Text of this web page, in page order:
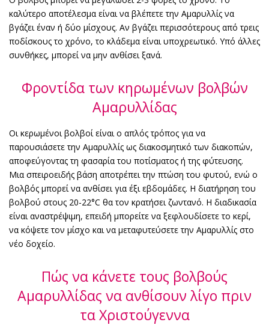
καλύτερο αποτέλεσμα είναι να βλέπετε την Αμαρυλλίς να
βγάζει έναν ή δύο μίσχους. Αν βγάζει περισσότερους από τρεις
ποδίσκους το χρόνο, το κλάδεμα είναι υποχρεωτικό. Υπό άλλες
συνθήκες, μπορεί να μην ανθίσει ξανά.
Φροντίδα των κηρωμένων βολβών
Αμαρυλλίδας
Οι κερωμένοι βολβοί είναι ο απλός τρόπος για να
παρουσιάσετε την Αμαρυλλίς ως διακοσμητικό των διακοπών,
αποφεύγοντας τη φασαρία του ποτίσματος ή της φύτευσης.
Μια σπειροειδής βάση αποτρέπει την πτώση του φυτού, ενώ ο
βολβός μπορεί να ανθίσει για έξι εβδομάδες. Η διατήρηση του
βολβού στους 20-22°C θα τον κρατήσει ζωντανό. Η διαδικασία
είναι αναστρέψιμη, επειδή μπορείτε να ξεφλουδίσετε το κερί,
να κόψετε τον μίσχο και να μεταφυτεύσετε την Αμαρυλλίς στο
νέο δοχείο.
Πώς να κάνετε τους βολβούς
Αμαρυλλίδας να ανθίσουν λίγο πριν
τα Χριστούγεννα